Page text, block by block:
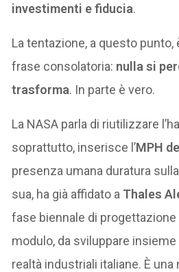
investimenti e fiducia.
La tentazione, a questo
frase consolatoria: nulla si
trasforma. In parte è vero.
La NASA parla di riutilizzare
soprattutto, inserisce l’MPH
presenza umana duratura sulla
sua, ha già affidato a Thales
fase biennale di
modulo, da sviluppare
realtà industriali italiane. È